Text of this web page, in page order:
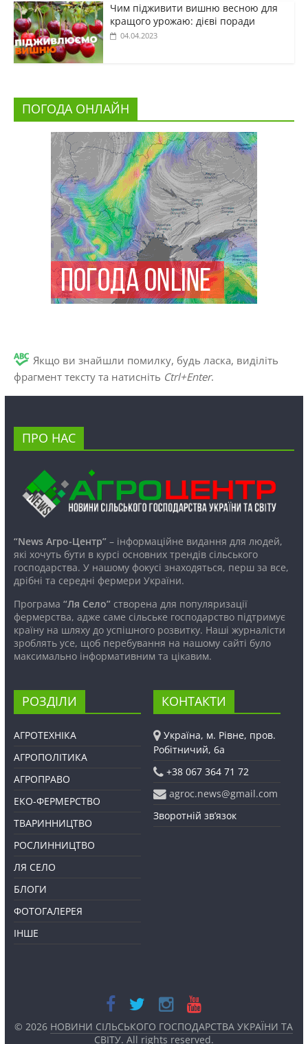
Чим підживити вишню весною для
кращого урожаю: дієві поради
04.04.2023
ПОГОДА ОНЛАЙН
Якщо ви знайшли помилку, будь ласка, виділіть
фрагмент тексту та натисніть Ctrl+Enter.
ПРО НАС
“News Агро-Центр”– інформаційне видання для людей,
які хочуть бути в курсі основних трендів сільського
господарства. У нашому фокусі знаходяться, перш за все,
дрібні та середні фермери України.
Програма “Ля Село”створена для популяризації
фермерства, адже саме сільське господарство підтримує
країну на шляху до успішного розвитку. Наші журналісти
зроблять усе, щоб перебування на нашому сайті було
максимально інформативним та цікавим.
РОЗДІЛИ
АГРОТЕХНІКА
АГРОПОЛІТИКА
АГРОПРАВО
ЕКО-ФЕРМЕРСТВО
ТВАРИННИЦТВО
РОСЛИННИЦТВО
ЛЯ СЕЛО
БЛОГИ
ФОТОГАЛЕРЕЯ
ІНШЕ
КОНТАКТИ
Україна, м. Рівне, пров.
Робітничий, 6а
+38 067 364 71 72
agroc.news@gmail.com
Зворотній зв’язок
© 2026 НОВИНИ СІЛЬСЬКОГО ГОСПОДАРСТВА УКРАЇНИ ТА
СВІТУ. All rights reserved.